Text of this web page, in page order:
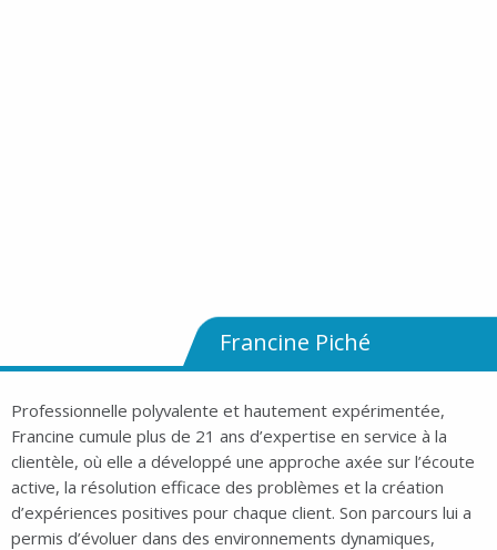
Francine Piché
Professionnelle polyvalente et hautement expérimentée,
Francine cumule plus de 21 ans d’expertise en service à la
clientèle, où elle a développé une approche axée sur l’écoute
active, la résolution efficace des problèmes et la création
d’expériences positives pour chaque client. Son parcours lui a
permis d’évoluer dans des environnements dynamiques,